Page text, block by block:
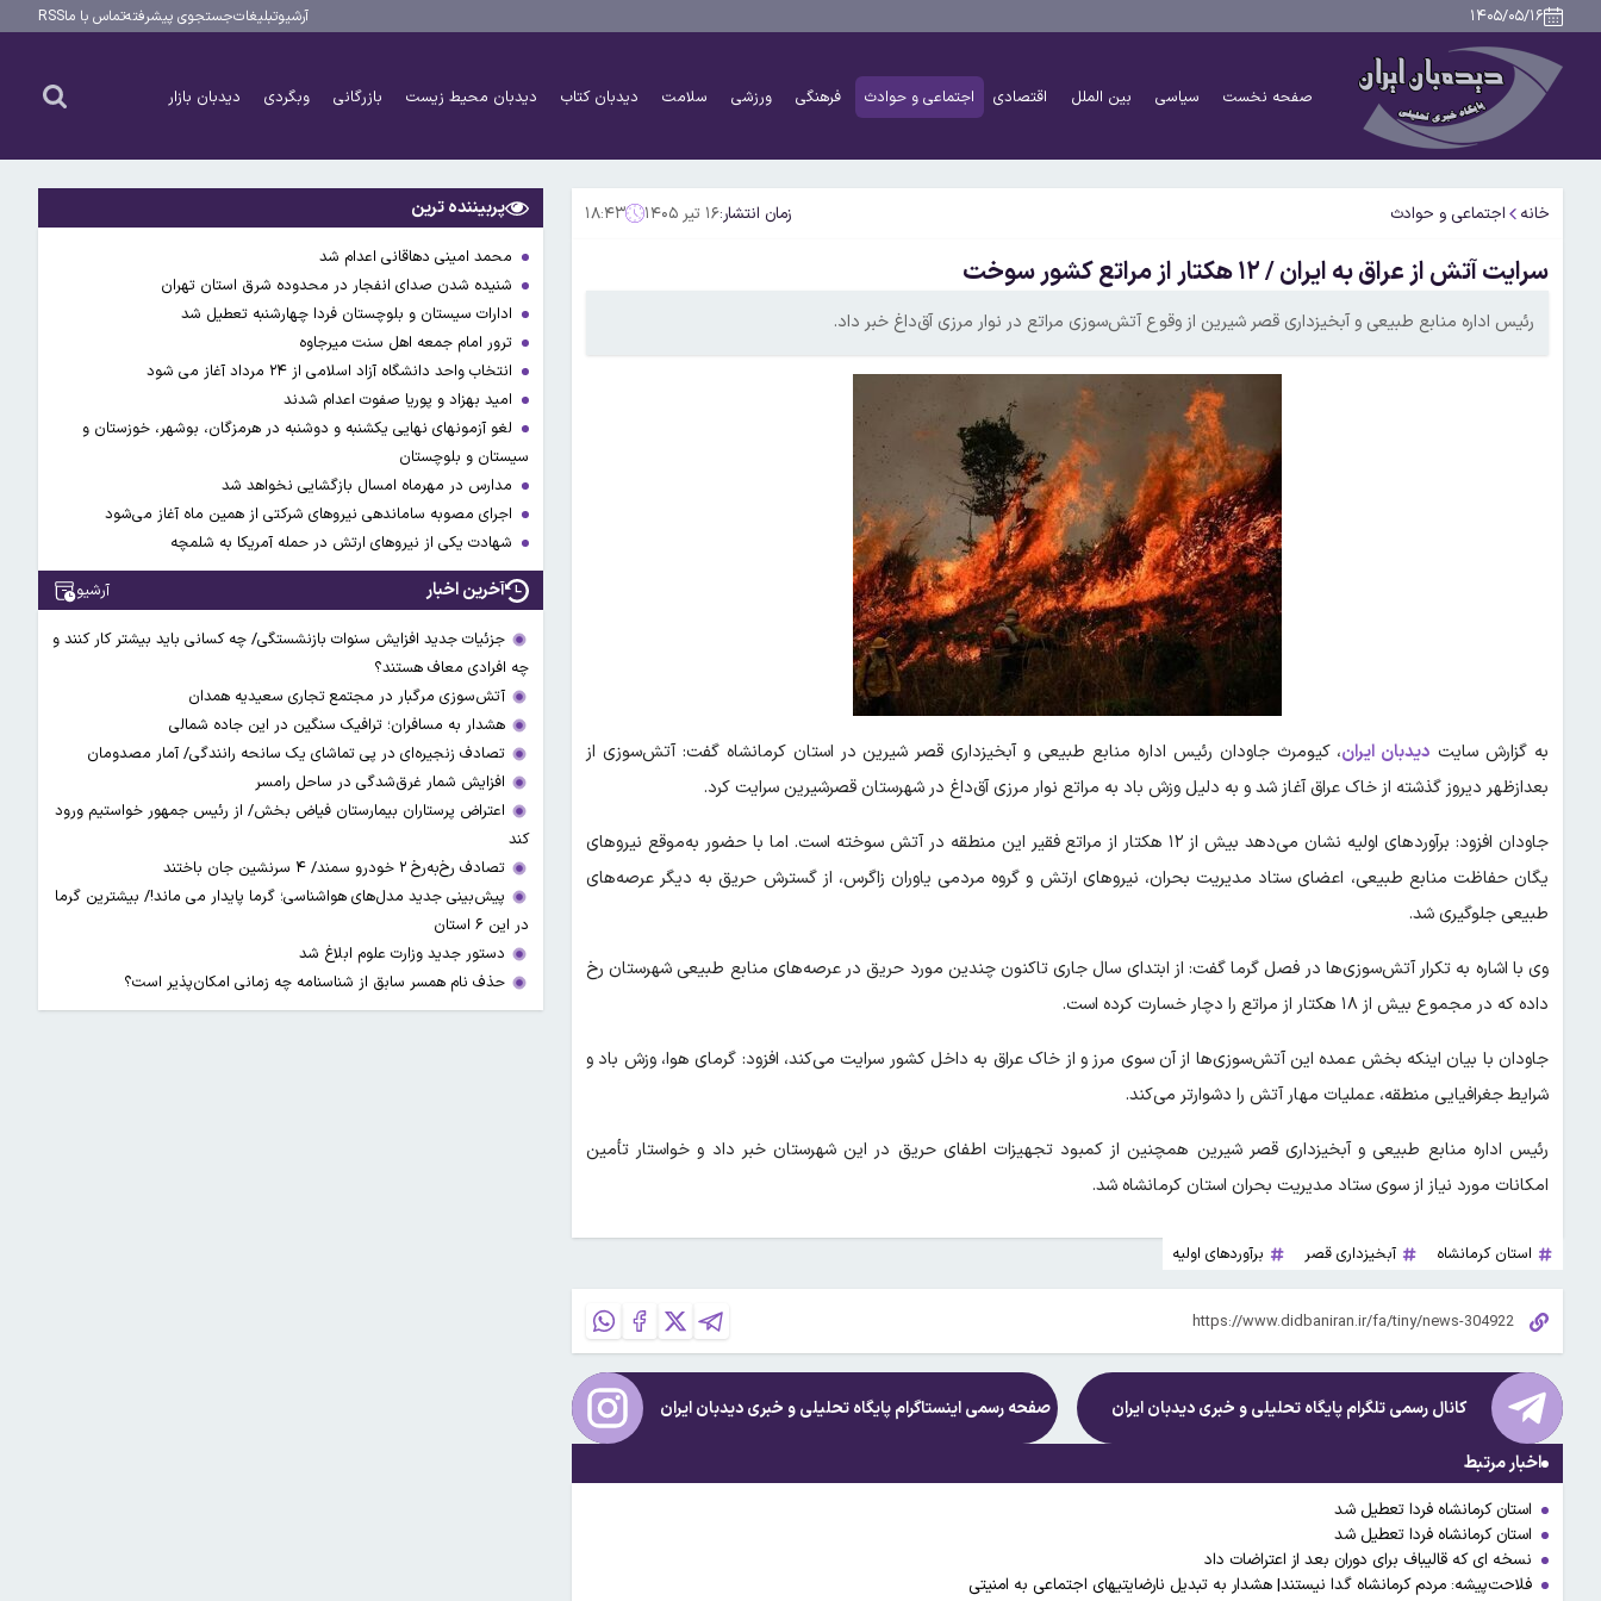
۱۴۰۵/۰۵/۱۶ آرشیوتبلیغاتجستجوی پیشرفتهتماس با ماRSS
صفحه نخست سیاسی بین الملل اقتصادی اجتماعی و حوادث فرهنگی ورزشی سلامت دیدبان کتاب دیدبان محیط زیست بازرگانی وبگردی دیدبان بازار
خانه اجتماعی و حوادث زمان انتشار:۱۶ تیر ۱۴۰۵ ۱۸:۴۳
سرایت آتش‌ از عراق به ایران / ۱۲ هکتار از مراتع کشور سوخت
رئیس اداره منابع طبیعی و آبخیزداری قصر شیرین از وقوع آتش‌سوزی مراتع در نوار مرزی آق‌داغ خبر داد.
به گزارش سایت دیدبان ایران، کیومرث جاودان رئیس اداره منابع طبیعی و آبخیزداری قصر شیرین در استان کرمانشاه گفت: آتش‌سوزی از
بعدازظهر دیروز گذشته از خاک عراق آغاز شد و به دلیل وزش باد به مراتع نوار مرزی آق‌داغ در شهرستان قصرشیرین سرایت کرد.
جاودان افزود: برآوردهای اولیه نشان می‌دهد بیش از ۱۲ هکتار از مراتع فقیر این منطقه در آتش سوخته است. اما با حضور به‌موقع نیروهای
یگان حفاظت منابع طبیعی، اعضای ستاد مدیریت بحران، نیروهای ارتش و گروه مردمی یاوران زاگرس، از گسترش حریق به دیگر عرصه‌های
طبیعی جلوگیری شد.
وی با اشاره به تکرار آتش‌سوزی‌ها در فصل گرما گفت: از ابتدای سال جاری تاکنون چندین مورد حریق در عرصه‌های منابع طبیعی شهرستان رخ
داده که در مجموع بیش از ۱۸ هکتار از مراتع را دچار خسارت کرده است.
جاودان با بیان اینکه بخش عمده این آتش‌سوزی‌ها از آن سوی مرز و از خاک عراق به داخل کشور سرایت می‌کند، افزود: گرمای هوا، وزش باد و
شرایط جغرافیایی منطقه، عملیات مهار آتش را دشوارتر می‌کند.
رئیس اداره منابع طبیعی و آبخیزداری قصر شیرین همچنین از کمبود تجهیزات اطفای حریق در این شهرستان خبر داد و خواستار تأمین
امکانات مورد نیاز از سوی ستاد مدیریت بحران استان کرمانشاه شد.
استان کرمانشاه آبخیزداری قصر برآوردهای اولیه
کانال رسمی تلگرام پایگاه تحلیلی و خبریدیدبان ایران صفحه رسمی اینستاگرام پایگاه تحلیلی و خبریدیدبان ایران
اخبار مرتبط
استان کرمانشاه فردا تعطیل شد
استان کرمانشاه فردا تعطیل شد
نسخه ای که قالیباف برای دوران بعد از اعتراضات داد
فلاحت‌پیشه: مردم کرمانشاه گدا نیستند| هشدار به تبدیل نارضایتی‎های اجتماعی به امنیتی
پربیننده ترین
محمد امینی دهاقانی اعدام شد
شنیده شدن صدای انفجار در محدوده شرق استان تهران
ادارات سیستان و بلوچستان فردا چهارشنبه تعطیل شد
ترور امام جمعه اهل سنت میرجاوه
انتخاب واحد دانشگاه آزاد اسلامی از ۲۴ مرداد آغاز می شود
امید بهزاد و پوریا صفوت اعدام شدند
لغو آزمونهای نهایی یکشنبه و دوشنبه در هرمزگان، بوشهر، خوزستان و
سیستان و بلوچستان
مدارس در مهرماه امسال بازگشایی نخواهد شد
اجرای مصوبه ساماندهی نیرو‌های شرکتی از همین ماه آغاز می‌شود
شهادت یکی از نیروهای ارتش در حمله آمریکا به شلمچه
آخرین اخبار آرشیو
جزئیات جدید افزایش سنوات بازنشستگی/ چه کسانی باید بیشتر کار کنند و
چه افرادی معاف هستند؟
آتش‌سوزی مرگبار در مجتمع تجاری سعیدیه همدان
هشدار به مسافران؛ ترافیک سنگین در این جاده شمالی
تصادف زنجیره‌ای در پی تماشای یک سانحه رانندگی/ آمار مصدومان
افزایش شمار غرق‌شدگی در ساحل رامسر
اعتراض پرستاران بیمارستان فیاض بخش/ از رئیس جمهور خواستیم ورود
کند
تصادف رخ‌به‌رخ ۲ خودرو سمند/ ۴ سرنشین جان باختند
پیش‌بینی جدید مدل‌های هواشناسی؛ گرما پایدار می ماند!/ بیشترین گرما
در این ۶ استان
دستور جدید وزارت علوم ابلاغ شد
حذف نام همسر سابق از شناسنامه چه زمانی امکان‌پذیر است؟